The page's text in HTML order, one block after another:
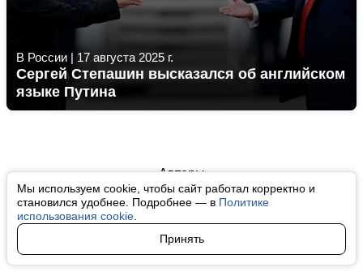
Мы используем cookie, чтобы сайт работал корректно и
становился удобнее. Подробнее — в Политике
использования cookie
Принять
В России | 17 августа 2025 г.
Сергей Степашин высказался об английском
языке Путина
Авторы
О нас
Архив
Условия использования cookie